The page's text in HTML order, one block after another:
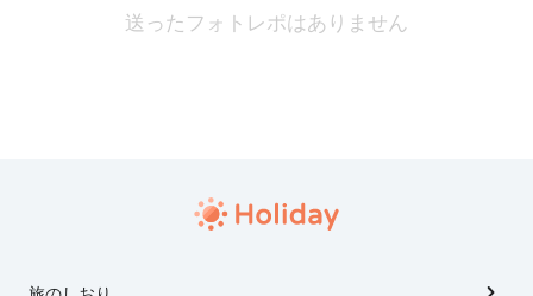
送ったフォトレポはありません